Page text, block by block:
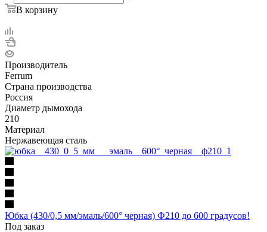
В корзину
Производитель
Ferrum
Страна производства
Россия
Диаметр дымохода
210
Материал
Нержавеющая сталь
Юбка (430/0,5 мм/эмаль/600° черная) Ф210 до 600 градусов!
Под заказ